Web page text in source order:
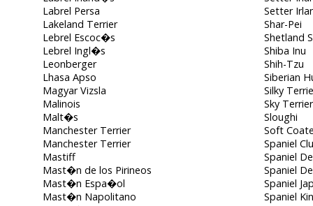
Labrel Persa
Lakeland Terrier
Lebrel Escoc�s
Lebrel Ingl�s
Leonberger
Lhasa Apso
Magyar Vizsla
Malinois
Malt�s
Manchester Terrier
Manchester Terrier
Mastiff
Mast�n de los Pirineos
Mast�n Espa�ol
Mast�n Napolitano
Setter
Shar-Pei
Shetland
Shiba Inu
Shih-Tzu
Siberian
Silky
Sky Terrier
Sloughi
Soft
Spaniel
Spaniel
Spaniel
Spaniel
Spaniel